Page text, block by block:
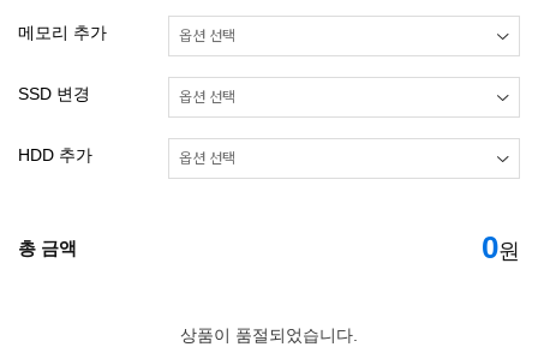
메모리 추가
SSD 변경
HDD 추가
총 금액 0원
상품이 품절되었습니다.